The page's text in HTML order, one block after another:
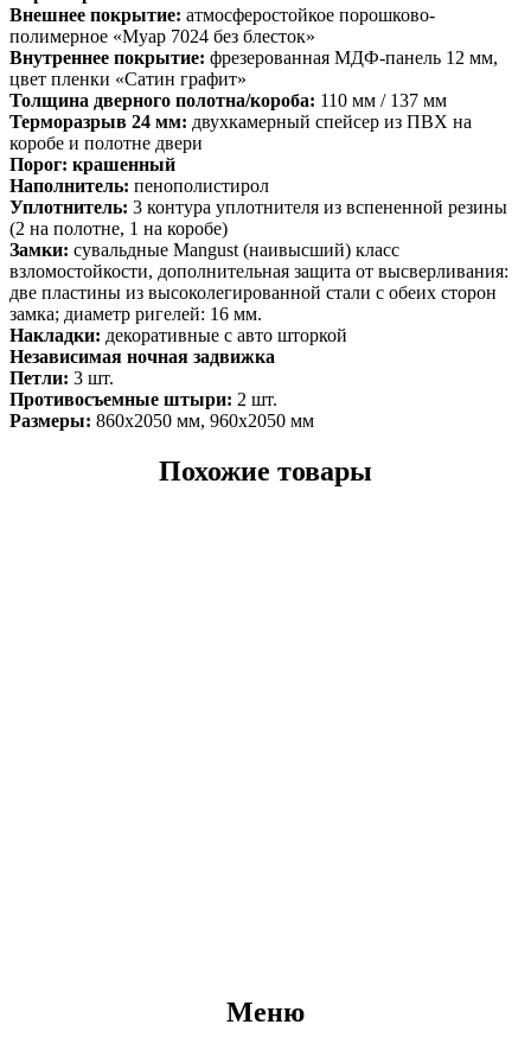
Внешнее покрытие: атмосферостойкое порошково-
полимерное «Муар 7024 без блесток»
Внутреннее покрытие: фрезерованная МДФ-панель 12 мм,
цвет пленки «Сатин графит»
Толщина дверного полотна/короба: 110 мм / 137 мм
Терморазрыв 24 мм: двухкамерный спейсер из ПВХ на
коробе и полотне двери
Порог: крашенный
Наполнитель: пенополистирол
Уплотнитель: 3 контура уплотнителя из вспененной резины
(2 на полотне, 1 на коробе)
Замки: сувальдные Mangust (наивысший) класс
взломостойкости, дополнительная защита от высверливания:
две пластины из высоколегированной стали с обеих сторон
замка; диаметр ригелей: 16 мм.
Накладки: декоративные с авто шторкой
Независимая ночная задвижка
Петли: 3 шт.
Противосъемные штыри: 2 шт.
Размеры: 860х2050 мм, 960х2050 мм
Похожие товары
Меню